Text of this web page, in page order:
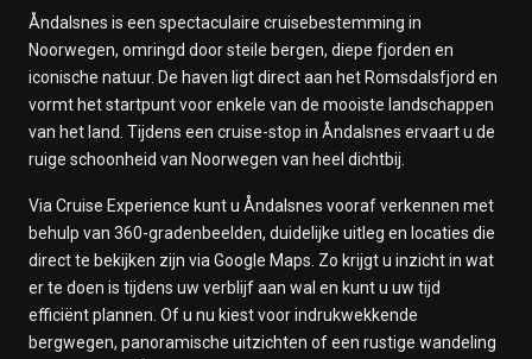
Åndalsnes is een spectaculaire cruisebestemming in
Noorwegen, omringd door steile bergen, diepe fjorden en
iconische natuur. De haven ligt direct aan het Romsdalsfjord en
vormt het startpunt voor enkele van de mooiste landschappen
van het land. Tijdens een cruise-stop in Åndalsnes ervaart u de
ruige schoonheid van Noorwegen van heel dichtbij.
Via Cruise Experience kunt u Åndalsnes vooraf verkennen met
behulp van 360-gradenbeelden, duidelijke uitleg en locaties die
direct te bekijken zijn via Google Maps. Zo krijgt u inzicht in wat
er te doen is tijdens uw verblijf aan wal en kunt u uw tijd
efficiënt plannen. Of u nu kiest voor indrukwekkende
bergwegen, panoramische uitzichten of een rustige wandeling